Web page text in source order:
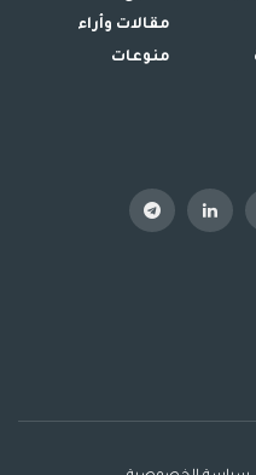
مقالات وأراء
منوعات